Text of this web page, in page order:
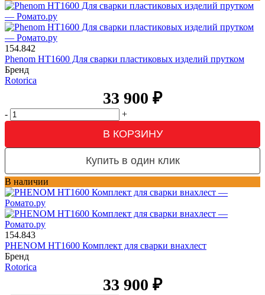
154.842
Phenom HT1600 Для сварки пластиковых изделий прутком
Бренд
Rotorica
33 900 ₽
- +
В КОРЗИНУ
Купить в один клик
В наличии
154.843
PHENOM HT1600 Комплект для сварки внахлест
Бренд
Rotorica
33 900 ₽